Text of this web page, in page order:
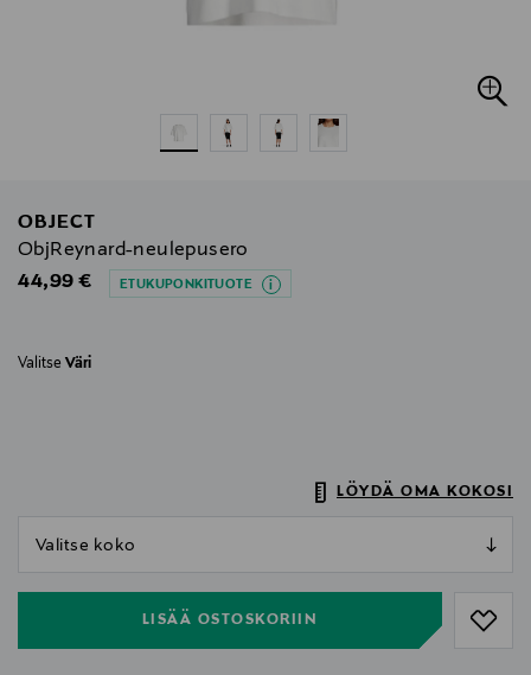
OBJECT
ObjReynard-neulepusero
Original Price
44,99 € ETUKUPONKITUOTE
Valitse Väri
LÖYDÄ OMA KOKOSI
LISÄÄ OSTOSKORIIN